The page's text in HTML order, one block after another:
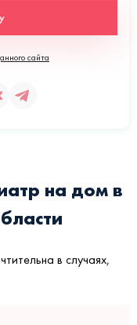
сайта
на дом в
в случаях,